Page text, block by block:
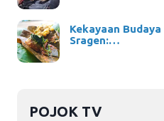
Kekayaan
Sragen:…
POJOK TV